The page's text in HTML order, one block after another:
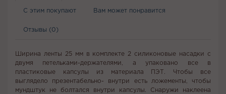
С этим покупают Вам может понравится
Отзывы (0)
Ширина ленты 25 мм в комплекте 2 силиконовые насадки с
двумя петельками-держателями, а упаковано все в
пластиковые капсулы из материала ПЭТ. Чтобы все
выглядело презентабельно- внутри есть ложементы, чтобы
мундштук не болтался внутри капсулы. Снаружи наклеена